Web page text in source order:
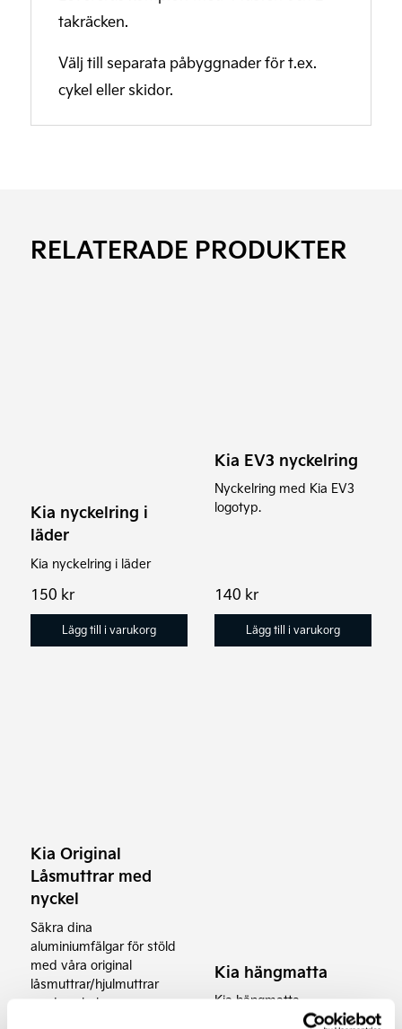
takräcken.
Välj till separata påbyggnader för t.ex.
cykel eller skidor.
RELATERADE PRODUKTER
Kia nyckelring i
läder
Kia nyckelring i läder
150 kr
Lägg till i varukorg
Kia EV3 nyckelring
Nyckelring med Kia EV3
logotyp.
140 kr
Lägg till i varukorg
Kia Original
Låsmuttrar med
nyckel
Säkra dina
aluminiumfälgar för stöld
med våra original
låsmuttrar/hjulmuttrar
med nyckel.
Kia hängmatta
Kia hängmatta